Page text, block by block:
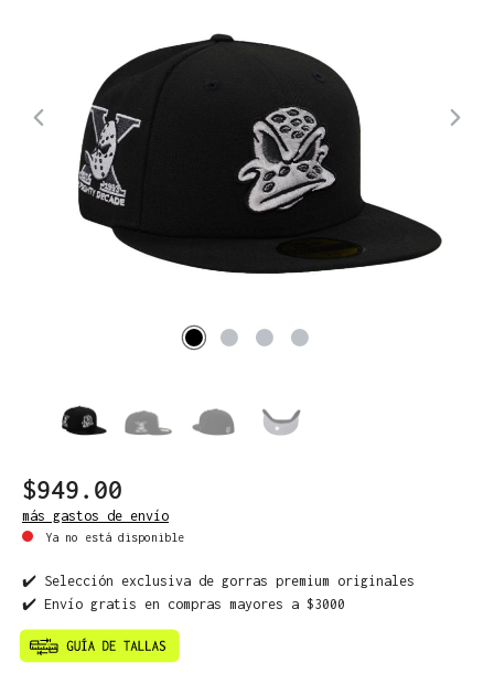
$949.00
más gastos de envío
Ya no está disponible
✔️ Selección exclusiva de gorras premium originales
✔️ Envío gratis en compras mayores a $3000